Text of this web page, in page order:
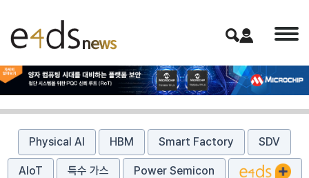
Physical AI HBM Smart Factory SDV
AIoT 특수 가스 Power Semicon